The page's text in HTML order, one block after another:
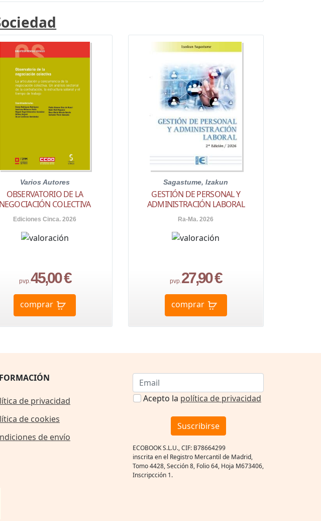
Varios Autores
OBSERVATORIO DE LA
NEGOCIACIÓN COLECTIVA
Ediciones Cinca. 2026
pvp.45,00 €
comprar
Sagastume, Izakun
GESTIÓN DE PERSONAL Y
ADMINISTRACIÓN LABORAL
Ra-Ma. 2026
pvp.27,90 €
comprar
de privacidad
de cookies
de envío
Acepto la política de privacidad
Suscribirse
ECOBOOK S.L.U., CIF: B78664299
inscrita en el Registro Mercantil de Madrid,
Tomo 4428, Sección 8, Folio 64, Hoja M673406,
Inscripcción 1.